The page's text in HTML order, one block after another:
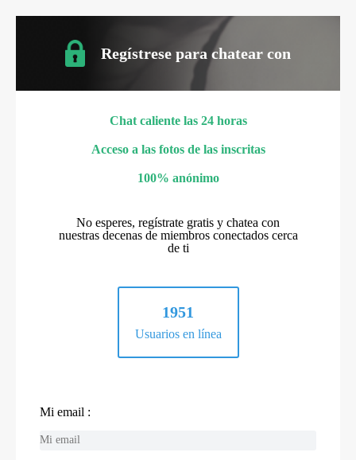
Regístrese para chatear con
Chat caliente las 24 horas
Acceso a las fotos de las inscritas
100% anónimo
No esperes, regístrate gratis y chatea con
nuestras decenas de miembros conectados cerca
de ti
1951
Usuarios en línea
Mi email :